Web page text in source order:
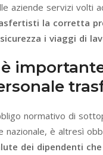
aziende servizi volti
la corretta
i viaggi di
normativo di
nazionale, è altresì
dei dipendenti